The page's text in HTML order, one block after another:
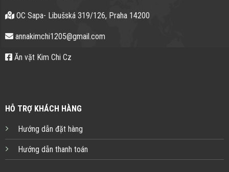
OC Sapa- Libušská 319/126, Praha 14200
annakimchi1205@gmail.com
Ăn vặt Kim Chi Cz
HỖ TRỢ KHÁCH HÀNG
Hướng dẫn đặt hàng
Hướng dẫn thanh toán